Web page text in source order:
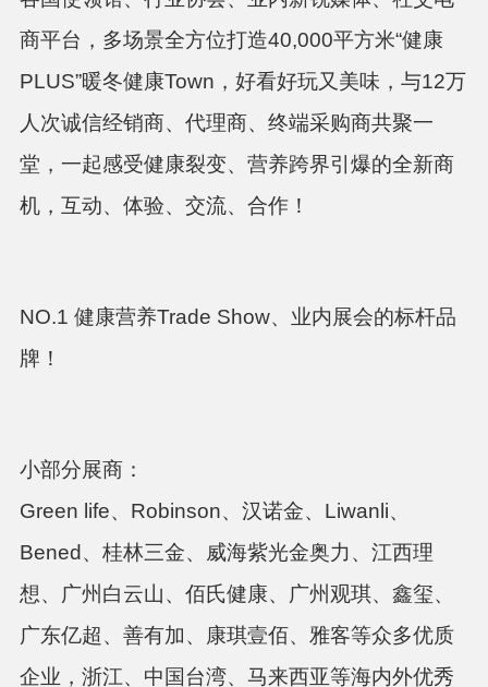
商平台，多场景全方位打造40,000平方米“健康
PLUS”暖冬健康Town，好看好玩又美味，与12万
人次诚信经销商、代理商、终端采购商共聚一
堂，一起感受健康裂变、营养跨界引爆的全新商
机，互动、体验、交流、合作！
NO.1 健康营养Trade Show、业内展会的标杆品
牌！
小部分展商：
Green life、Robinson、汉诺金、Liwanli、
Bened、桂林三金、威海紫光金奥力、江西理
想、广州白云山、佰氏健康、广州观琪、鑫玺、
广东亿超、善有加、康琪壹佰、雅客等众多优质
企业，浙江、中国台湾、马来西亚等海内外优秀